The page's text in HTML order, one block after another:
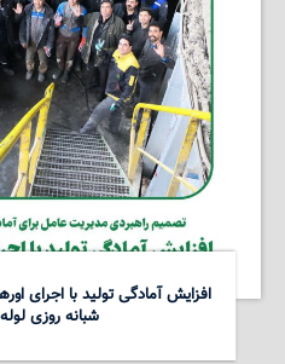
افزایش آمادگی تولید با اجرای
شبانه روزی